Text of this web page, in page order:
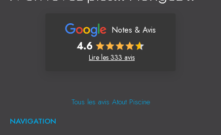
Notes & Avis
4.6
Lire les 333 avis
Tous les avis Atout Piscine
NAVIGATION